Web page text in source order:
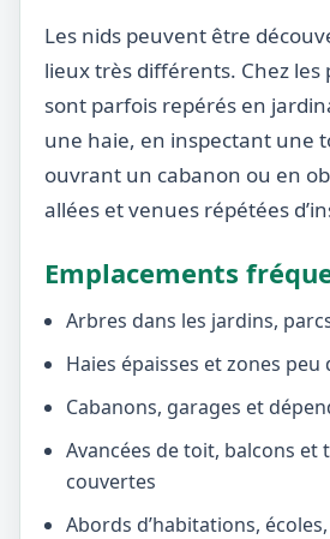
Les nids peuvent être
lieux très différents. Chez les
sont parfois repérés en
une haie, en inspectant une
ouvrant un cabanon ou en
allées et venues répétées
Emplacements
Arbres dans les jardins,
Haies épaisses et zones peu
Cabanons, garages et
Avancées de toit, balcons et
couvertes
Abords d’habitations,